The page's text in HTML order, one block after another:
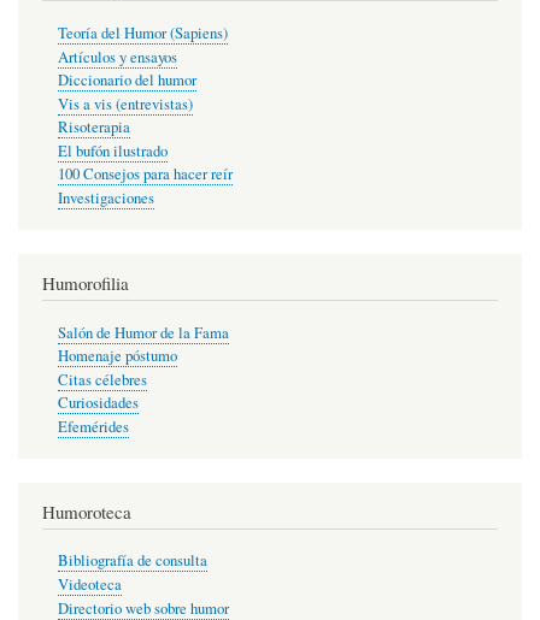
Teoría del Humor (Sapiens)
Artículos y ensayos
Diccionario del humor
Vis a vis (entrevistas)
Risoterapia
El bufón ilustrado
100 Consejos para hacer reír
Investigaciones
Humorofilia
Salón de Humor de la Fama
Homenaje póstumo
Citas célebres
Curiosidades
Efemérides
Humoroteca
Bibliografía de consulta
Videoteca
Directorio web sobre humor